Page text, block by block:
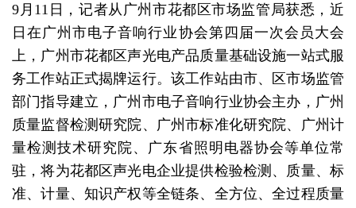
9月11日，记者从广州市花都区市场监管局获悉，近
日在广州市电子音响行业协会第四届一次会员大会
上，广州市花都区声光电产品质量基础设施一站式服
务工作站正式揭牌运行。该工作站由市、区市场监管
部门指导建立，广州市电子音响行业协会主办，广州
质量监督检测研究院、广州市标准化研究院、广州计
量检测技术研究院、广东省照明电器协会等单位常
驻，将为花都区声光电企业提供检验检测、质量、标
准、计量、知识产权等全链条、全方位、全过程质量